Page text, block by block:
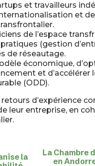
et travailleurs
et
de l’espace
(gestion
de réseautage.
économique,
et d’accélérer
(ODD).
d’expérience
leur entreprise, en
la
La Chambre
en